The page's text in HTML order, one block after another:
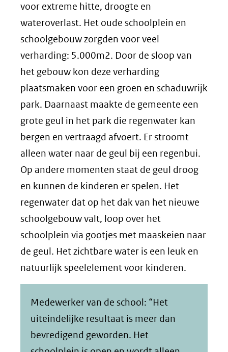
voor extreme hitte, droogte en
wateroverlast. Het oude schoolplein en
schoolgebouw zorgden voor veel
verharding: 5.000m2. Door de sloop van
het gebouw kon deze verharding
plaatsmaken voor een groen en schaduwrijk
park. Daarnaast maakte de gemeente een
grote geul in het park die regenwater kan
bergen en vertraagd afvoert. Er stroomt
alleen water naar de geul bij een regenbui.
Op andere momenten staat de geul droog
en kunnen de kinderen er spelen. Het
regenwater dat op het dak van het nieuwe
schoolgebouw valt, loop over het
schoolplein via gootjes met maaskeien naar
de geul. Het zichtbare water is een leuk en
natuurlijk speelelement voor kinderen.
Medewerker van de school: “Het
uiteindelijke resultaat is meer dan
bevredigend geworden. Het